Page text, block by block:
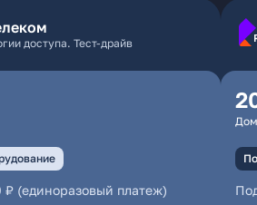
доступа. Тест-драйв
₽ (единоразовый платеж)